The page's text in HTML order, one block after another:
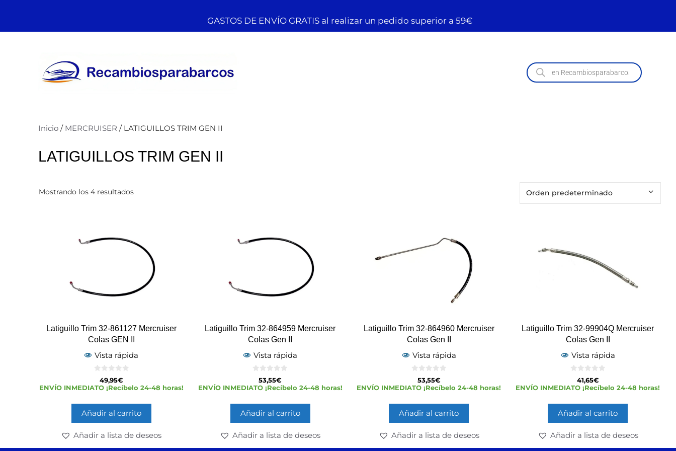
GASTOS DE ENVÍO GRATIS al realizar un pedido superior a 59€
Inicio / MERCRUISER / LATIGUILLOS TRIM GEN II
LATIGUILLOS TRIM GEN II
Mostrando los 4 resultados
Latiguillo Trim 32-861127 Mercruiser
Colas GEN II
Vista rápida
e
49,95€
ENVÍO INMEDIATO ¡Recíbelo 24-48 horas!
Añadir al carrito
Añadir a lista de deseos
Latiguillo Trim 32-864959 Mercruiser
Colas Gen II
Vista rápida
e
53,55€
ENVÍO INMEDIATO ¡Recíbelo 24-48 horas!
Añadir al carrito
Añadir a lista de deseos
Latiguillo Trim 32-864960 Mercruiser
Colas Gen II
Vista rápida
e
53,55€
ENVÍO INMEDIATO ¡Recíbelo 24-48 horas!
Añadir al carrito
Añadir a lista de deseos
Latiguillo Trim 32-99904Q Mercruiser
Colas Gen II
Vista rápida
e
41,65€
ENVÍO INMEDIATO ¡Recíbelo 24-48 horas!
Añadir al carrito
Añadir a lista de deseos